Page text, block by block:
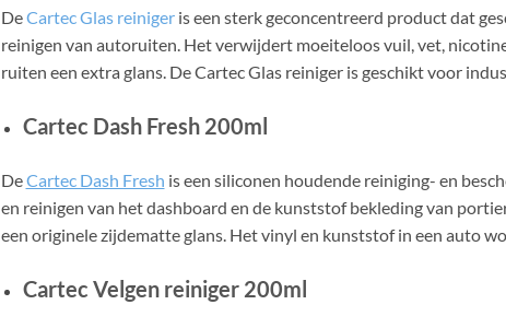
DeCartec Glas reinigeris een sterk geconcentreerd product dat
reinigen van autoruiten. Het verwijdert moeiteloos vuil, vet,
ruiten een extra glans. De Cartec Glas reiniger is geschikt voor
Cartec Dash Fresh 200ml
DeCartec Dash Fresh is een siliconen houdende reiniging- en
en reinigen van het dashboard en de kunststof bekleding van
een originele zijdematte glans. Het vinyl en kunststof in een auto
Cartec Velgen reiniger 200ml